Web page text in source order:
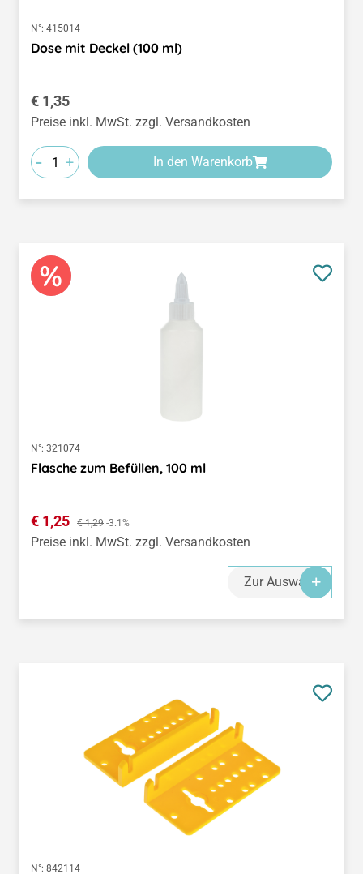
N°: 415014
Dose mit Deckel (100 ml)
Regulärer Preis:
€ 1,35
Preise inkl. MwSt. zzgl. Versandkosten
- + In den Warenkorb
N°: 321074
Flasche zum Befüllen, 100 ml
Verkaufspreis:
€ 1,25 Regulärer Preis:
€ 1,29 -3.1%
Preise inkl. MwSt. zzgl. Versandkosten
Zur Auswahl
N°: 842114